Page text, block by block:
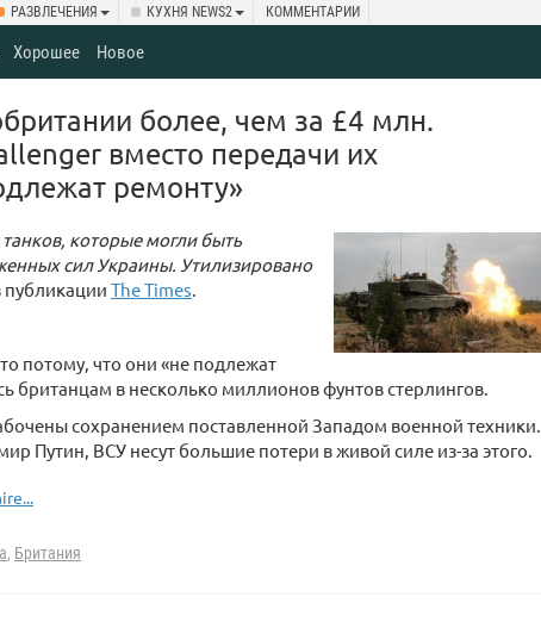
РАЗВЛЕЧЕНИЯ КУХНЯ NEWS2 КОММЕНТАРИИ
Хорошее Новое
более, чем за £4 млн.
вместо передачи их
ремонту»
которые могли быть
сил Украины. Утилизировано
публикации The Times.
потому, что они «не подлежат
британцам в несколько миллионов фунтов стерлингов.
сохранением поставленной Западом военной техники.
Путин, ВСУ несут большие потери в живой силе из-за этого.
, Британия